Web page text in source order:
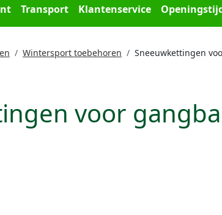
Transport Klantenservice
Wintersport toebehoren
Sneeuwkettingen
voor